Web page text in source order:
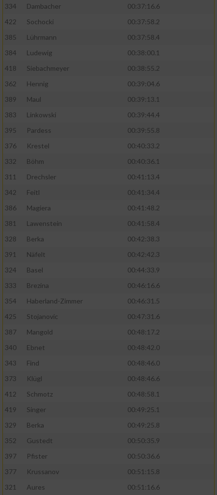
334
Dambacher
00:37:16.6
422
Sochocki
00:37:58.2
385
Lührmann
00:37:58.4
384
Ludewig
00:38:00.1
418
Siebachmeyer
00:38:55.2
362
Hennig
00:39:04.6
389
Maul
00:39:13.1
383
Linkowski
00:39:44.4
395
Pardess
00:39:55.8
376
Krestel
00:40:33.2
332
Böhm
00:40:36.1
311
Drechsler
00:41:13.4
342
Feitl
00:41:34.4
386
Magiera
00:41:48.2
381
Lawenstein
00:41:58.4
328
Berka
00:42:38.3
391
Näfelt
00:42:42.3
324
Basel
00:44:33.9
333
Brezina
00:46:16.6
354
Haberland-Zimmer
00:46:31.5
425
Stojanovic
00:47:31.6
387
Mangold
00:48:17.2
340
Ebnet
00:48:42.0
343
Find
00:48:46.0
373
Klügl
00:48:46.6
412
Schmotz
00:48:58.1
419
Singer
00:49:25.1
329
Berka
00:49:25.8
352
Gustedt
00:50:35.9
397
Pfister
00:50:36.6
377
Krussanov
00:51:15.8
321
Aures 00:51:16.6